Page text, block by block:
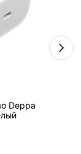
Deppa